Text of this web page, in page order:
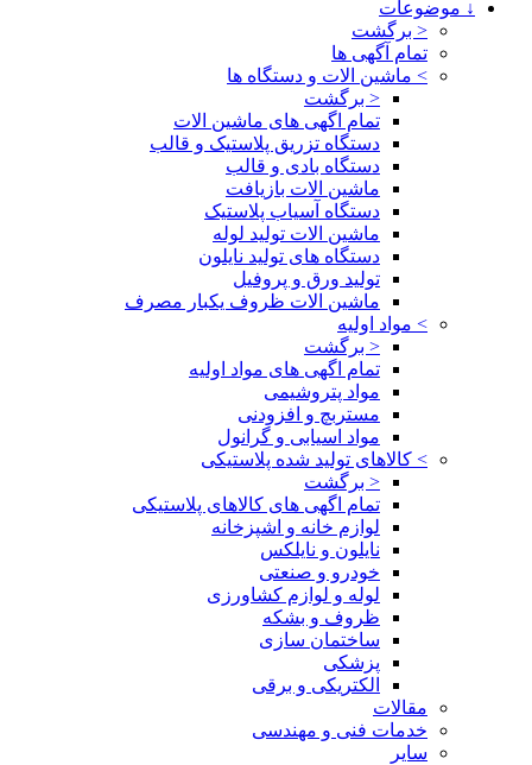
↓ موضوعات
< برگشت
تمام آگهی ها
> ماشین الات و دستگاه ها
< برگشت
تمام اگهی های ماشین الات
دستگاه تزریق پلاستیک و قالب
دستگاه بادی و قالب
ماشین الات بازیافت
دستگاه آسیاب پلاستیک
ماشین الات تولید لوله
دستگاه های تولید نایلون
تولید ورق و پروفیل
ماشین الات ظروف یکبار مصرف
> مواد اولیه
< برگشت
تمام اگهی های مواد اولیه
مواد پتروشیمی
مستربچ و افزودنی
مواد اسیابی و گرانول
> کالاهای تولید شده پلاستیکی
< برگشت
تمام اگهی های کالاهای پلاستیکی
لوازم خانه و اشپزخانه
نایلون و نایلکس
خودرو و صنعتی
لوله و لوازم کشاورزی
ظروف و بشکه
ساختمان سازی
پزشکی
الکتریکی و برقی
مقالات
خدمات فنی و مهندسی
سایر